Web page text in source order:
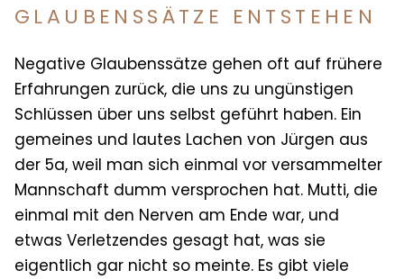
GLAUBENSSÄTZE ENTSTEHEN
Negative Glaubenssätze gehen oft auf frühere
Erfahrungen zurück, die uns zu ungünstigen
Schlüssen über uns selbst geführt haben. Ein
gemeines und lautes Lachen von Jürgen aus
der 5a, weil man sich einmal vor versammelter
Mannschaft dumm versprochen hat. Mutti, die
einmal mit den Nerven am Ende war, und
etwas Verletzendes gesagt hat, was sie
eigentlich gar nicht so meinte. Es gibt viele